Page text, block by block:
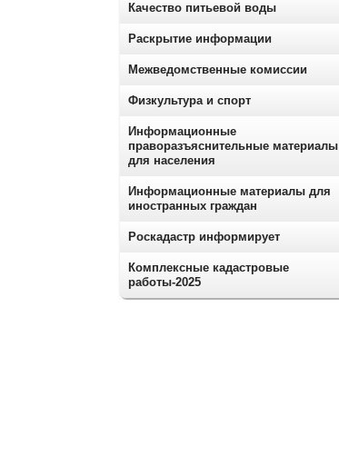
Качество питьевой воды
Раскрытие информации
Межведомственные комиссии
Физкультура и спорт
Информационные
праворазъяснительные материалы
для населения
Информационные материалы для
иностранных граждан
Роскадастр информирует
Комплексные кадастровые
работы-2025